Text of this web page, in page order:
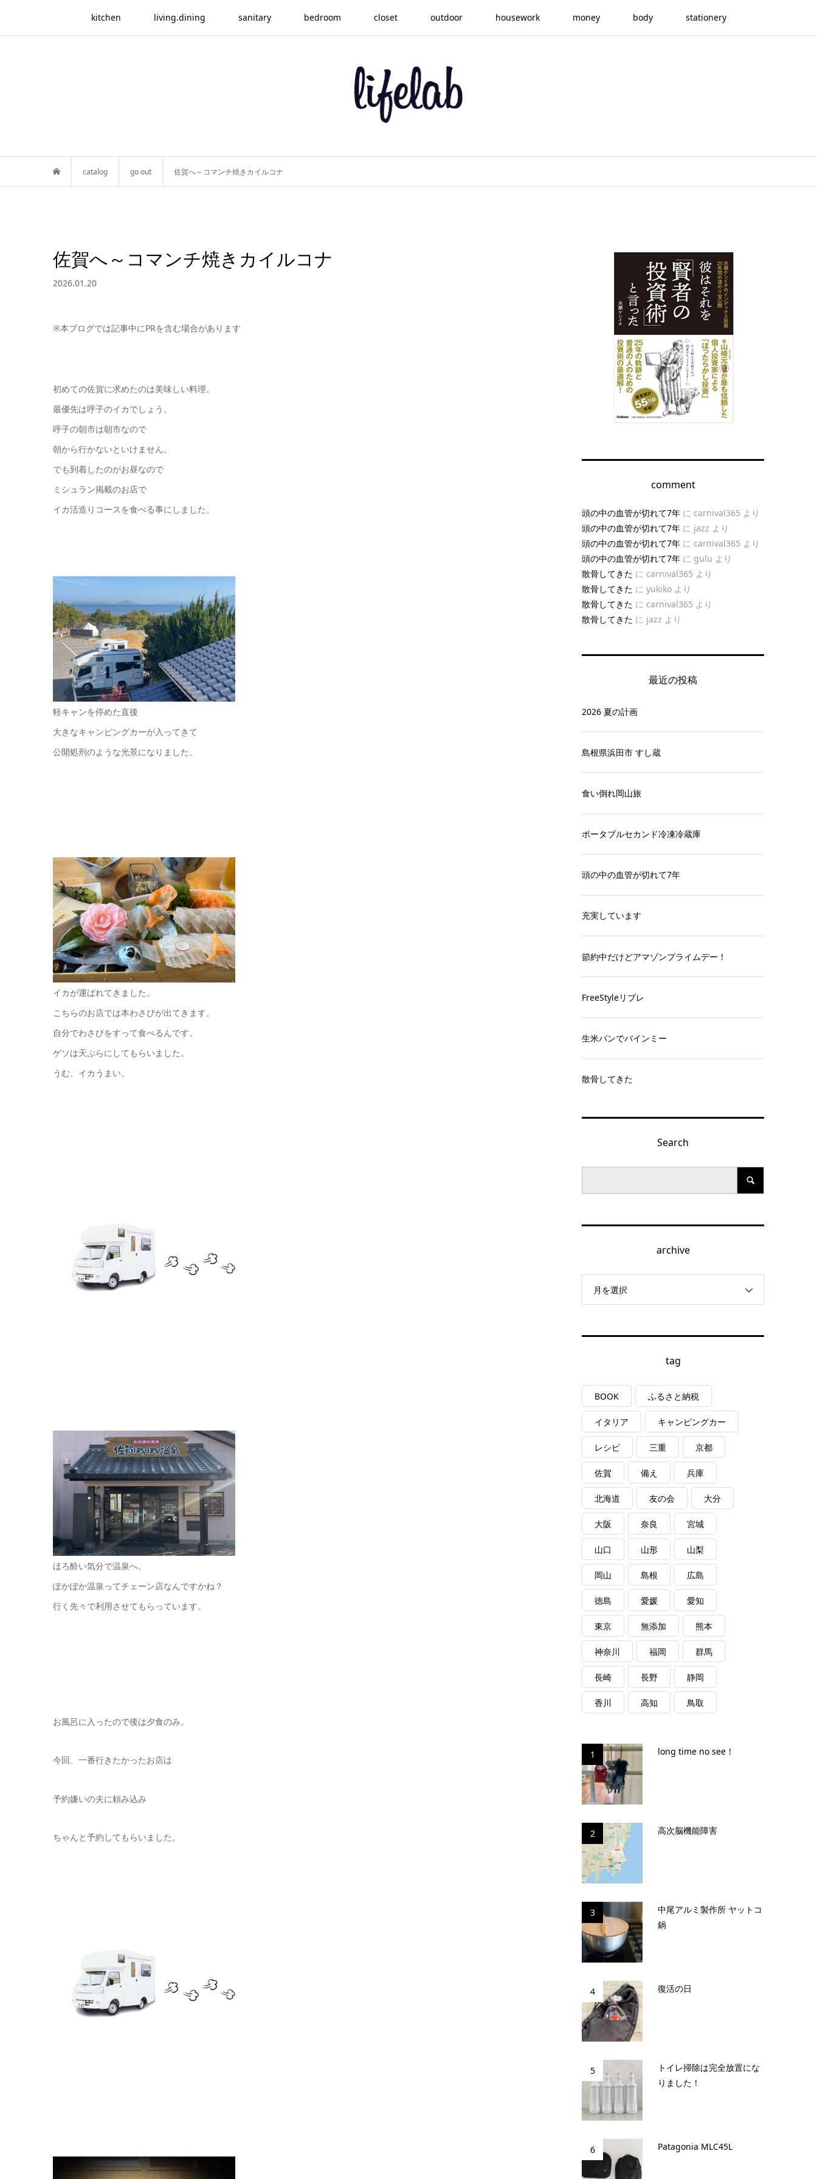
kitchen living.dining sanitary bedroom closet outdoor housework money body stationery
catalog go out 佐賀へ～コマンチ焼きカイルコナ
佐賀へ～コマンチ焼きカイルコナ
2026.01.20
※本ブログでは記事中にPRを含む場合があります
初めての佐賀に求めたのは美味しい料理。
最優先は呼子のイカでしょう。
呼子の朝市は朝市なので
朝から行かないといけません。
でも到着したのがお昼なので
ミシュラン掲載のお店で
イカ活造りコースを食べる事にしました。
軽キャンを停めた直後
大きなキャンピングカーが入ってきて
公開処刑のような光景になりました。
イカが運ばれてきました。
こちらのお店では本わさびが出てきます。
自分でわさびをすって食べるんです。
ゲソは天ぷらにしてもらいました。
うむ、イカうまい。
ほろ酔い気分で温泉へ。
ぽかぽか温泉ってチェーン店なんですかね？
行く先々で利用させてもらっています。
お風呂に入ったので後は夕食のみ。
今回、一番行きたかったお店は
予約嫌いの夫に頼み込み
ちゃんと予約してもらいました。
comment
頭の中の血管が切れて7年 に carnival365 より
頭の中の血管が切れて7年 に jazz より
頭の中の血管が切れて7年 に carnival365 より
頭の中の血管が切れて7年 に gulu より
散骨してきた に carnival365 より
散骨してきた に yukiko より
散骨してきた に carnival365 より
散骨してきた に jazz より
最近の投稿
2026 夏の計画
島根県浜田市 すし蔵
食い倒れ岡山旅
ポータブルセカンド冷凍冷蔵庫
頭の中の血管が切れて7年
充実しています
節約中だけどアマゾンプライムデー！
FreeStyleリブレ
生米パンでバインミー
散骨してきた
Search
archive
月を選択
tag
BOOK ふるさと納税
イタリア キャンピングカー
レシピ 三重 京都
佐賀 備え 兵庫
北海道 友の会 大分
大阪 奈良 宮城
山口 山形 山梨
岡山 島根 広島
徳島 愛媛 愛知
東京 無添加 熊本
神奈川 福岡 群馬
長崎 長野 静岡
香川 高知 鳥取
1 long time no see！
2 高次脳機能障害
3
中尾アルミ製作所 ヤットコ
鍋
4 復活の日
5
トイレ掃除は完全放置にな
りました！
6 Patagonia MLC45L